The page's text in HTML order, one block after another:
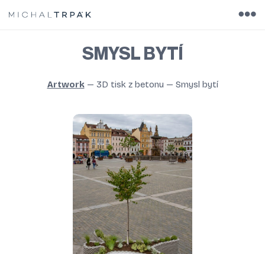
SMYSL BYTÍ
Artwork— 3D tisk z betonu — Smysl bytí